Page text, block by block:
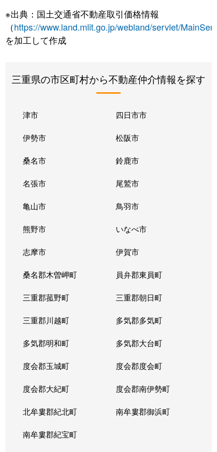
※出典：国土交通省不動産取引価格情報
（https://www.land.mlit.go.jp/webland/servlet/
を加工して作成
三重県の市区町村から不動産仲介情報を探す
津市 四日市市
伊勢市 松阪市
桑名市 鈴鹿市
名張市 尾鷲市
亀山市 鳥羽市
熊野市 いなべ市
志摩市 伊賀市
桑名郡木曽岬町 員弁郡東員町
三重郡菰野町 三重郡朝日町
三重郡川越町 多気郡多気町
多気郡明和町 多気郡大台町
度会郡玉城町 度会郡度会町
度会郡大紀町 度会郡南伊勢町
北牟婁郡紀北町 南牟婁郡御浜町
南牟婁郡紀宝町